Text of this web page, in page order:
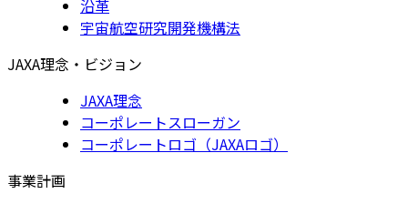
沿革
宇宙航空研究開発機構法
JAXA理念・ビジョン
JAXA理念
コーポレートスローガン
コーポレートロゴ（JAXAロゴ）
事業計画